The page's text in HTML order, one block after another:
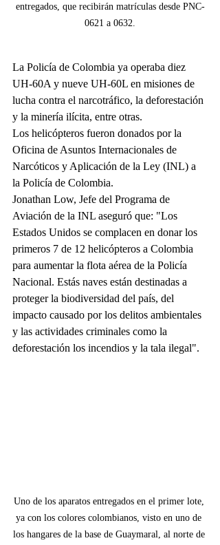
entregados, que recibirán matrículas desde PNC-
0621 a 0632.
La Policía de Colombia ya operaba diez
UH-60A y nueve UH-60L en misiones de
lucha contra el narcotráfico, la deforestación
y la minería ilícita, entre otras.
Los helicópteros fueron donados por la
Oficina de Asuntos Internacionales de
Narcóticos y Aplicación de la Ley (INL) a
la Policía de Colombia.
Jonathan Low, Jefe del Programa de
Aviación de la INL aseguró que: "Los
Estados Unidos se complacen en donar los
primeros 7 de 12 helicópteros a Colombia
para aumentar la flota aérea de la Policía
Nacional. Estás naves están destinadas a
proteger la biodiversidad del país, del
impacto causado por los delitos ambientales
y las actividades criminales como la
deforestación los incendios y la tala ilegal".
Uno de los aparatos entregados en el primer lote,
ya con los colores colombianos, visto en uno de
los hangares de la base de Guaymaral, al norte de